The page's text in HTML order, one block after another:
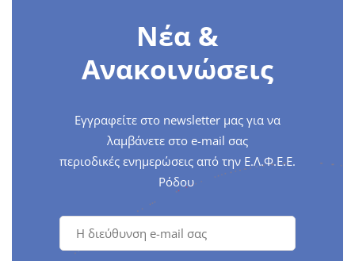
Νέα &
Ανακοινώσεις
Εγγραφείτε στο newsletter μας για να
λαμβάνετε στο e-mail σας
περιοδικές ενημερώσεις από την Ε.Λ.Φ.Ε.Ε.
Ρόδου